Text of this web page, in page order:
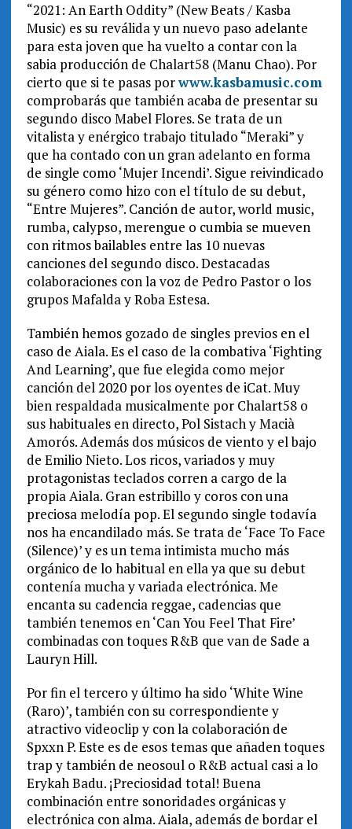
“2021: An Earth Oddity” (New Beats / Kasba
Music) es su reválida y un nuevo paso adelante
para esta joven que ha vuelto a contar con la
sabia producción de Chalart58 (Manu Chao). Por
cierto que si te pasas porwww.kasbamusic.com
comprobarás que también acaba de presentar su
segundo disco Mabel Flores. Se trata de un
vitalista y enérgico trabajo titulado “Meraki” y
que ha contado con un gran adelanto en forma
de single como ‘Mujer Incendi’. Sigue reivindicado
su género como hizo con el título de su debut,
“Entre Mujeres”. Canción de autor, world music,
rumba, calypso, merengue o cumbia se mueven
con ritmos bailables entre las 10 nuevas
canciones del segundo disco. Destacadas
colaboraciones con la voz de Pedro Pastor o los
grupos Mafalda y Roba Estesa.
También hemos gozado de singles previos en el
caso de Aiala. Es el caso de la combativa ‘Fighting
And Learning’, que fue elegida como mejor
canción del 2020 por los oyentes de iCat. Muy
bien respaldada musicalmente por Chalart58 o
sus habituales en directo, Pol Sistach y Macià
Amorós. Además dos músicos de viento y el bajo
de Emilio Nieto. Los ricos, variados y muy
protagonistas teclados corren a cargo de la
propia Aiala. Gran estribillo y coros con una
preciosa melodía pop. El segundo single todavía
nos ha encandilado más. Se trata de ‘Face To Face
(Silence)’ y es un tema intimista mucho más
orgánico de lo habitual en ella ya que su debut
contenía mucha y variada electrónica. Me
encanta su cadencia reggae, cadencias que
también tenemos en ‘Can You Feel That Fire’
combinadas con toques R&B que van de Sade a
Lauryn Hill.
Por fin el tercero y último ha sido ‘White Wine
(Raro)’, también con su correspondiente y
atractivo videoclip y con la colaboración de
Spxxn P. Este es de esos temas que añaden toques
trap y también de neosoul o R&B actual casi a lo
Erykah Badu. ¡Preciosidad total! Buena
combinación entre sonoridades orgánicas y
electrónica con alma. Aiala, además de bordar el